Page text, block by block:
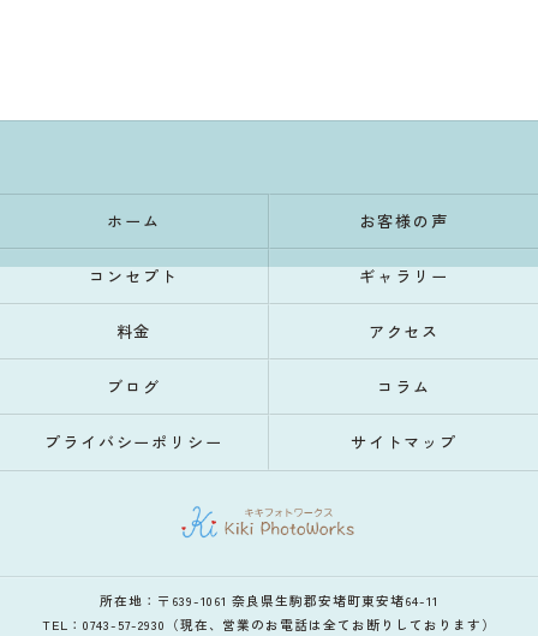
ホーム お客様の声
コンセプト ギャラリー
料金 アクセス
ブログ コラム
プライバシーポリシー サイトマップ
所在地：〒639-1061 奈良県生駒郡安堵町東安堵64-11
TEL：0743-57-2930（現在、営業のお電話は全てお断りしております）